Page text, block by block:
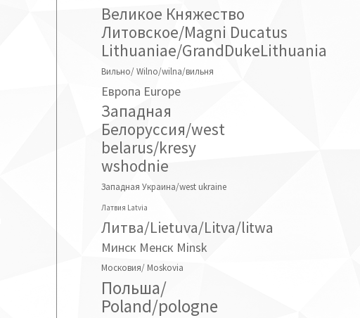
Великое Княжество
Литовское/Magni Ducatus
Lithuaniae/GrandDukeLithuania
Вильно/ Wilno/wilna/вильня
Европа Europe
Западная
Белоруссия/west
belarus/kresy
wshodnie
Западная Украина/west ukraine
Латвия Latvia
Литва/Lietuva/Litva/litwa
Минск Менск Minsk
Московия/ Moskovia
Польша/
Poland/pologne